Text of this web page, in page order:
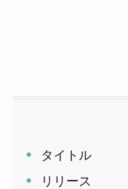
タイトル
リリース